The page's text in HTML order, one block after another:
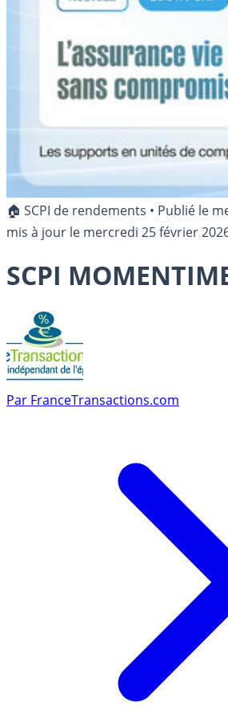
🏠 SCPI de rendements • Publié le
mis à jour le mercredi 25 février
SCPI
Par FranceTransactions.com